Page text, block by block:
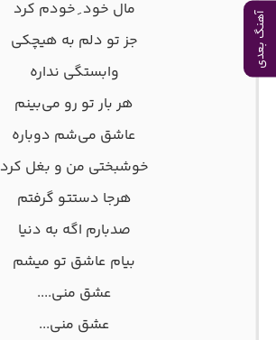
آهنگ بعدی
مال خود ِ خودم کرد
جز تو دلم به هیچکی
وابستگی نداره
هر بار تو رو می‌بینم
عاشق می‌شم دوباره
خوشبختی من و بغل کرد
هرجا دستتو گرفتم
صدبارم اگه به دنیا
بیام عاشق تو میشم
عشق منی....
عشق منی...